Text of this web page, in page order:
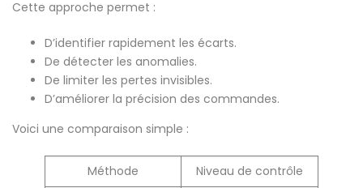
Cette approche permet :
D’identifier rapidement les écarts.
De détecter les anomalies.
De limiter les pertes invisibles.
D’améliorer la précision des commandes.
Voici une comparaison simple :
Méthode
Niveau de contrôle